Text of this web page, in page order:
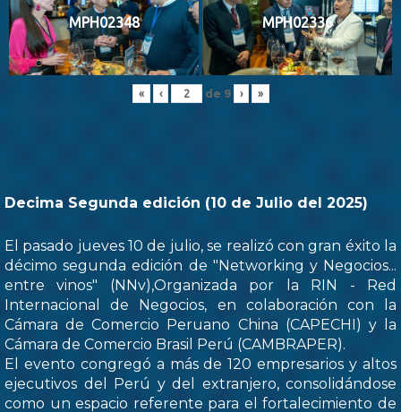
MPH02348 MPH02336
« ‹ de 9 › »
Decima Segunda edición (10 de Julio del 2025)
El pasado jueves 10 de julio, se realizó con gran éxito la
décimo segunda edición de "Networking y Negocios...
entre vinos" (NNv),Organizada por la RIN - Red
Internacional de Negocios, en colaboración con la
Cámara de Comercio Peruano China (CAPECHI) y la
Cámara de Comercio Brasil Perú (CAMBRAPER).
El evento congregó a más de 120 empresarios y altos
ejecutivos del Perú y del extranjero, consolidándose
como un espacio referente para el fortalecimiento de